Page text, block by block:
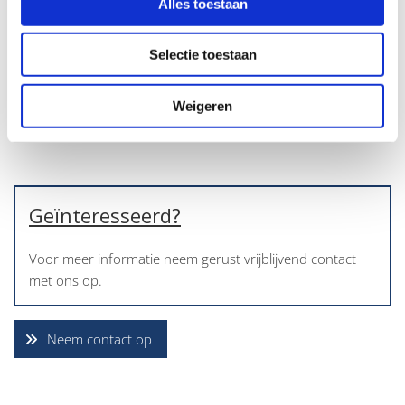
Alles toestaan
Selectie toestaan
Weigeren
Geïnteresseerd?
Voor meer informatie neem gerust vrijblijvend contact
met ons op.
Neem contact op